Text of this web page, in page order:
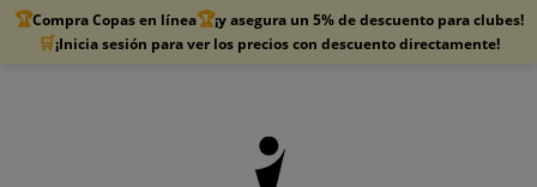
🏆Compra Copas en línea🏆¡y asegura un 5% de descuento para clubes!
🛒¡Inicia sesión para ver los precios con descuento directamente!